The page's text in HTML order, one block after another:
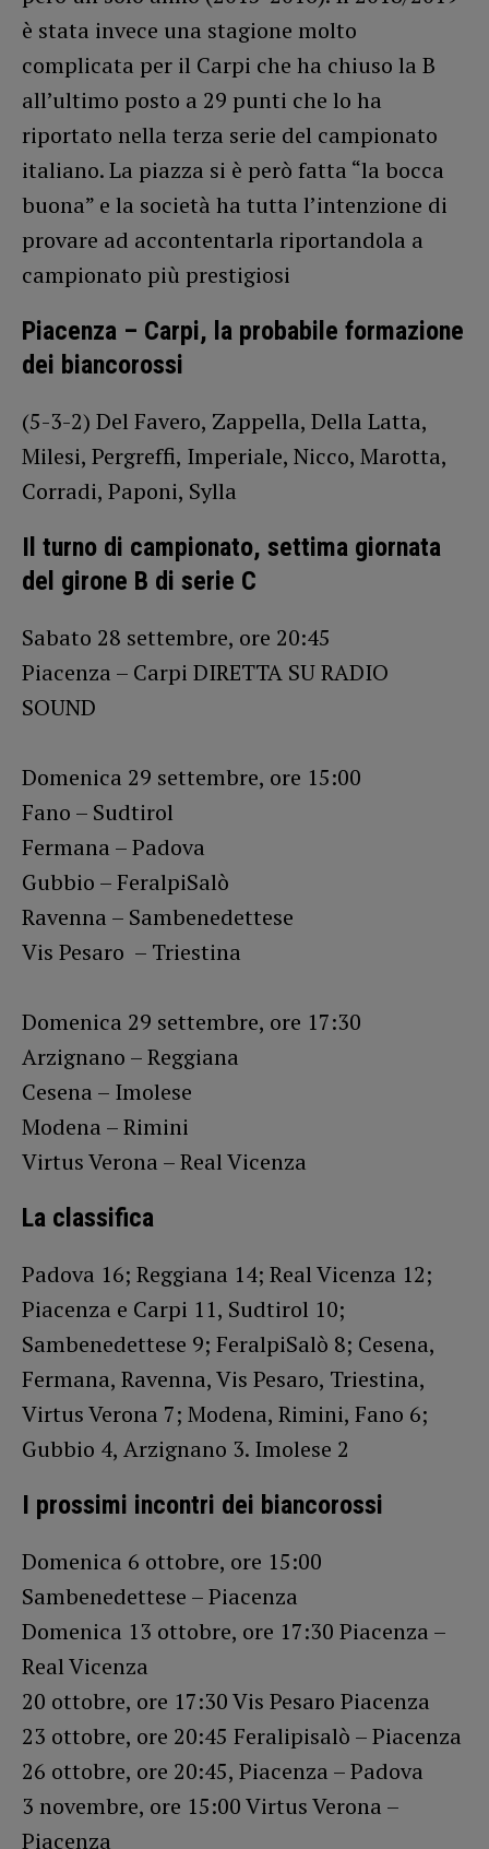
è stata invece una stagione molto
complicata per il Carpi che ha chiuso la B
all’ultimo posto a 29 punti che lo ha
riportato nella terza serie del campionato
italiano. La piazza si è però fatta “la bocca
buona” e la società ha tutta l’intenzione di
provare ad accontentarla riportandola a
campionato più prestigiosi
Piacenza – Carpi, la probabile formazione
dei biancorossi
(5-3-2) Del Favero, Zappella, Della Latta,
Milesi, Pergreffi, Imperiale, Nicco, Marotta,
Corradi, Paponi, Sylla
Il turno di campionato, settima giornata
del girone B di serie C
Sabato 28 settembre, ore 20:45
Piacenza – Carpi DIRETTA SU RADIO
SOUND
Domenica 29 settembre, ore 15:00
Fano – Sudtirol
Fermana – Padova
Gubbio – FeralpiSalò
Ravenna – Sambenedettese
Vis Pesaro – Triestina
Domenica 29 settembre, ore 17:30
Arzignano – Reggiana
Cesena – Imolese
Modena – Rimini
Virtus Verona – Real Vicenza
La classifica
Padova 16; Reggiana 14; Real Vicenza 12;
Piacenza e Carpi 11, Sudtirol 10;
Sambenedettese 9; FeralpiSalò 8; Cesena,
Fermana, Ravenna, Vis Pesaro, Triestina,
Virtus Verona 7; Modena, Rimini, Fano 6;
Gubbio 4, Arzignano 3. Imolese 2
I prossimi incontri dei biancorossi
Domenica 6 ottobre, ore 15:00
Sambenedettese – Piacenza
Domenica 13 ottobre, ore 17:30 Piacenza –
Real Vicenza
20 ottobre, ore 17:30 Vis Pesaro Piacenza
23 ottobre, ore 20:45 Feralipisalò – Piacenza
26 ottobre, ore 20:45, Piacenza – Padova
3 novembre, ore 15:00 Virtus Verona –
Piacenza